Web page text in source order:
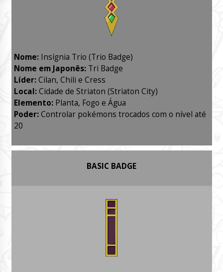
Nome:Insígnia Trio (Trio Badge)
Nome em Japonês:Tri Badge
Líder:Cilan, Chili e Cress
Local:Cidade de Striaton (Striaton City)
Elemento:Planta, Fogo e Água
Poder:Controlar pokémons trocados com o nível até
20
BASIC BADGE